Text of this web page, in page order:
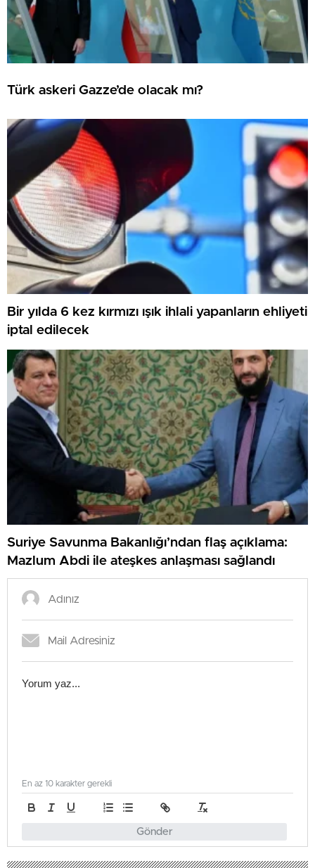
Türk askeri Gazze’de olacak mı?
Bir yılda 6 kez kırmızı ışık ihlali yapanların ehliyeti
iptal edilecek
Suriye Savunma Bakanlığı’ndan flaş açıklama:
Mazlum Abdi ile ateşkes anlaşması sağlandı
Gönder
En az 10 karakter gerekli